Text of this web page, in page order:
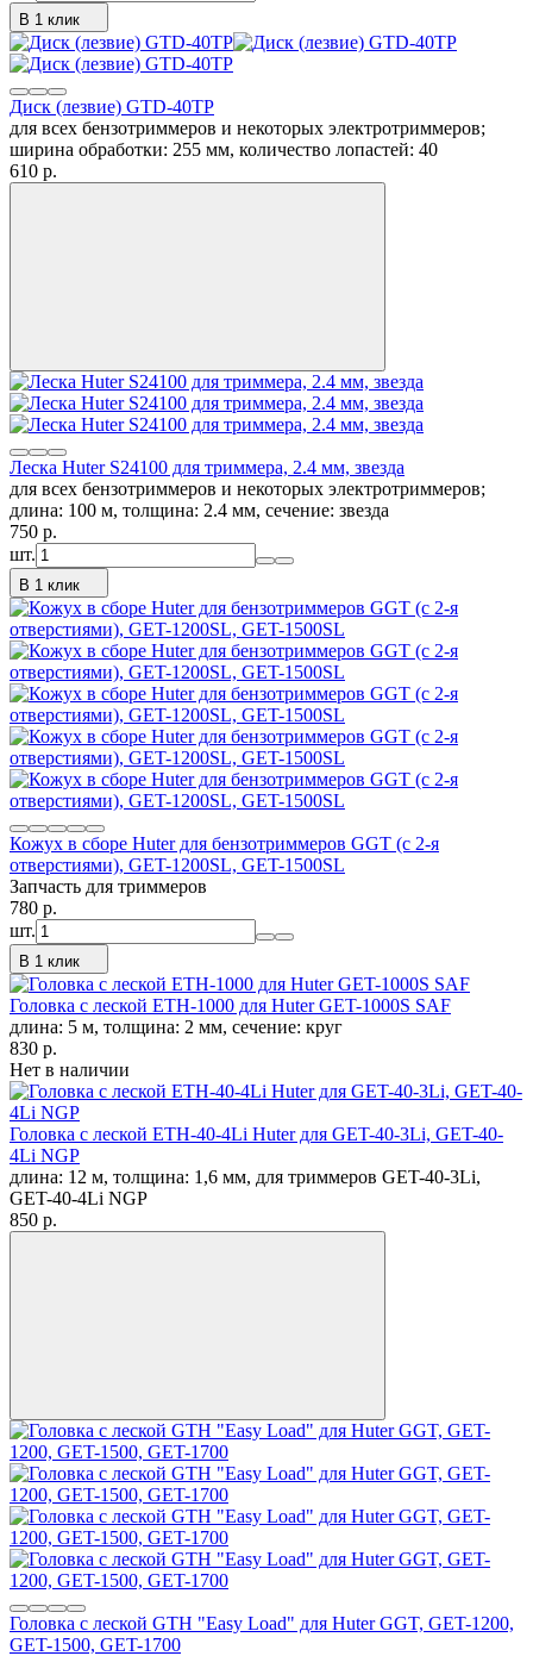
В 1 клик
Диск (лезвие) GTD-40TP
для всех бензотриммеров и некоторых электротриммеров;
ширина обработки: 255 мм, количество лопастей: 40
610 p.
Леска Huter S24100 для триммера, 2.4 мм, звезда
для всех бензотриммеров и некоторых электротриммеров;
длина: 100 м, толщина: 2.4 мм, сечение: звезда
750 p.
шт.
В 1 клик
Кожух в сборе Huter для бензотриммеров GGT (с 2-я
отверстиями), GET-1200SL, GET-1500SL
Запчасть для триммеров
780 p.
шт.
В 1 клик
Головка с леской ETH-1000 для Huter GET-1000S SAF
длина: 5 м, толщина: 2 мм, сечение: круг
830 p.
Нет в наличии
Головка с леской ETH-40-4Li Huter для GET-40-3Li, GET-40-
4Li NGP
длина: 12 м, толщина: 1,6 мм, для триммеров GET-40-3Li,
GET-40-4Li NGP
850 p.
Головка с леской GTH "Easy Load" для Huter GGT, GET-1200,
GET-1500, GET-1700